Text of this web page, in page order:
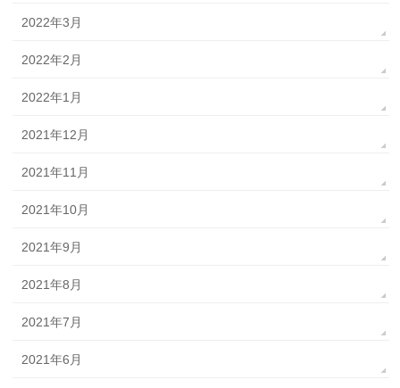
2022年3月
2022年2月
2022年1月
2021年12月
2021年11月
2021年10月
2021年9月
2021年8月
2021年7月
2021年6月